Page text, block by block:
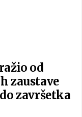
od
zaustave
završetka